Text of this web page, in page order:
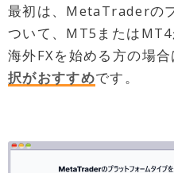
最初は、MetaTraderの
ついて、MT5または
海外FXを始める方の場合
択がおすすめです。